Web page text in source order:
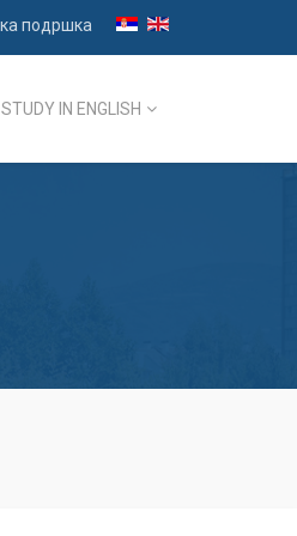
подршка
STUDY IN ENGLISH